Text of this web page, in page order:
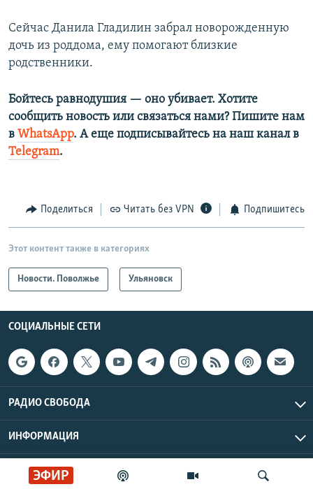
ЭФИР
Сейчас Данила Гладилин забрал новорожденную
дочь из роддома, ему помогают близкие
родственники.
Бойтесь равнодушия — оно убивает. Хотите
сообщить новость или связаться нами? Пишите нам
в WhatsApp. А еще подписывайтесь на наш канал в
Telegram.
Поделиться Читать без VPN Подпишитесь
Этот контент также в категориях
Новости. Поволжье Ульяновск
СОЦИАЛЬНЫЕ СЕТИ
РАДИО СВОБОДА
ИНФОРМАЦИЯ
Радио Свобода © 2026 RFE/RL, Inc. | Все права защищены.